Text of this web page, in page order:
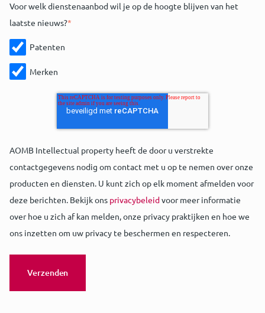
Voor welk dienstenaanbod wil je op de hoogte blijven van het
laatste nieuws?*
Patenten
Merken
AOMB Intellectual property heeft de door u verstrekte
contactgegevens nodig om contact met u op te nemen over onze
producten en diensten. U kunt zich op elk moment afmelden voor
deze berichten. Bekijk ons privacybeleidvoor meer informatie
over hoe u zich af kan melden, onze privacy praktijken en hoe we
ons inzetten om uw privacy te beschermen en respecteren.